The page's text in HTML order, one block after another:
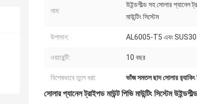
নাম:
উইন্ডশীল্ড সহ সোলার প্যানেল
মাউন্টিং সিস্টেম
উপাদান: AL6005-T5 এবং
ওয়ারেন্টি: 10 বছর
বিশেষভাবে তুলে ধরা: ভাঁজ সমতল ছাদ সোলার র‌্যাকিং
সোলার প্যানেল ট্রাইপড মাউন্ট পিভি মাউন্টিং সিস্টেম